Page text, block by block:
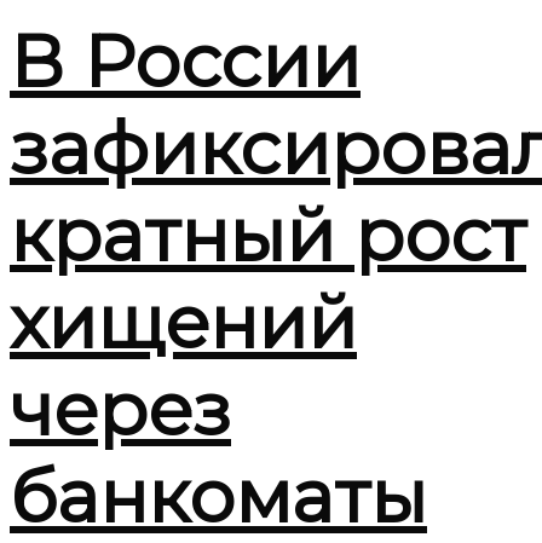
В России
кратный рост
хищений
через
банкоматы